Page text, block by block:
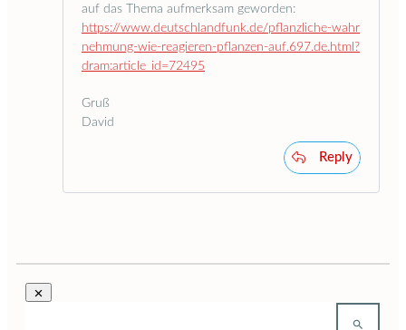
auf das Thema aufmerksam geworden:
https://www.deutschlandfunk.de/pflanzliche-wahr
nehmung-wie-reagieren-pflanzen-auf.697.de.html?
dram:article_id=72495
Gruß
David
Reply